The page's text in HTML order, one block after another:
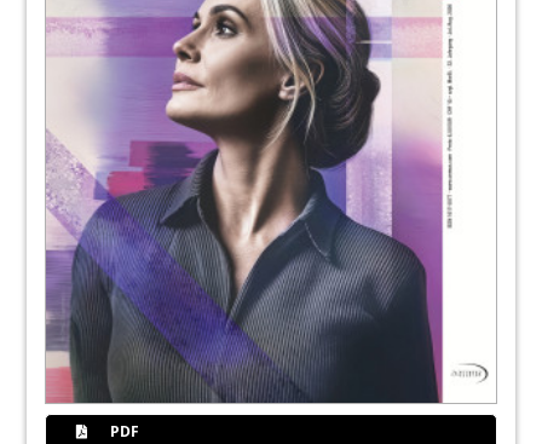
36 Brodskiuihde
37Mgv
38Interadent
Silbercard
PDF